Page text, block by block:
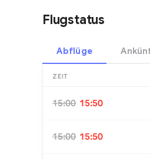
Flugstatus
Abflüge
ZEIT
15:00 15:50
15:00 15:50